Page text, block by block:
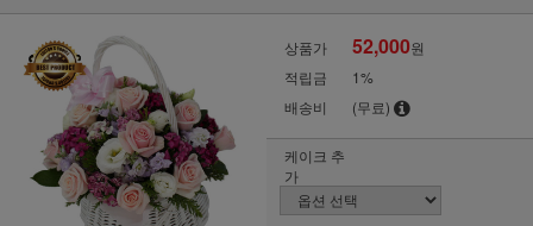
상품가 52,000원
적립금
1%
배송비
(무료)
케이크 추
가